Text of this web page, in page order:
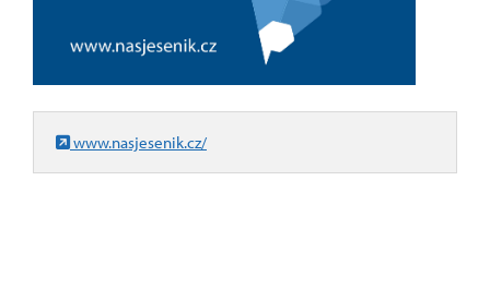
www.nasjesenik.cz/